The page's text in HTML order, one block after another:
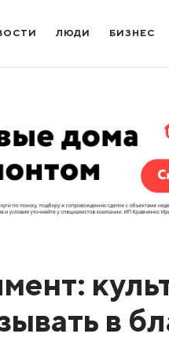
ЛЮДИ БИЗНЕС
в